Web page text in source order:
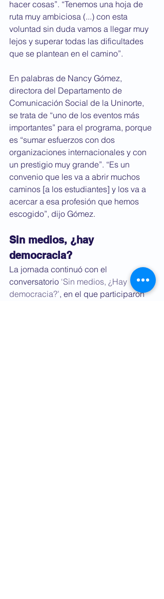
hacer cosas”. “Tenemos una hoja de
ruta muy ambiciosa (...) con esta
voluntad sin duda vamos a llegar muy
lejos y superar todas las dificultades
que se plantean en el camino”.
En palabras de Nancy Gómez,
directora del Departamento de
Comunicación Social de la Uninorte,
se trata de “uno de los eventos más
importantes” para el programa, porque
es “sumar esfuerzos con dos
organizaciones internacionales y con
un prestigio muy grande”. “Es un
convenio que les va a abrir muchos
caminos [a los estudiantes] y los va a
acercar a esa profesión que hemos
escogido”, dijo Gómez.
Sin medios, ¿hay
democracia?
La jornada continuó con el
conversatorio ‘Sin medios, ¿Hay
democracia?’, en el que participaron